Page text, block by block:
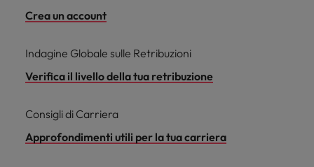
Crea un account
Indagine Globale sulle Retribuzioni
Verifica il livello della tua retribuzione
Consigli di Carriera
Approfondimenti utili per la tua carriera